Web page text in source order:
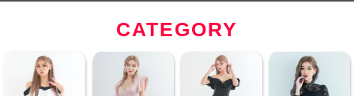
CATEGORY